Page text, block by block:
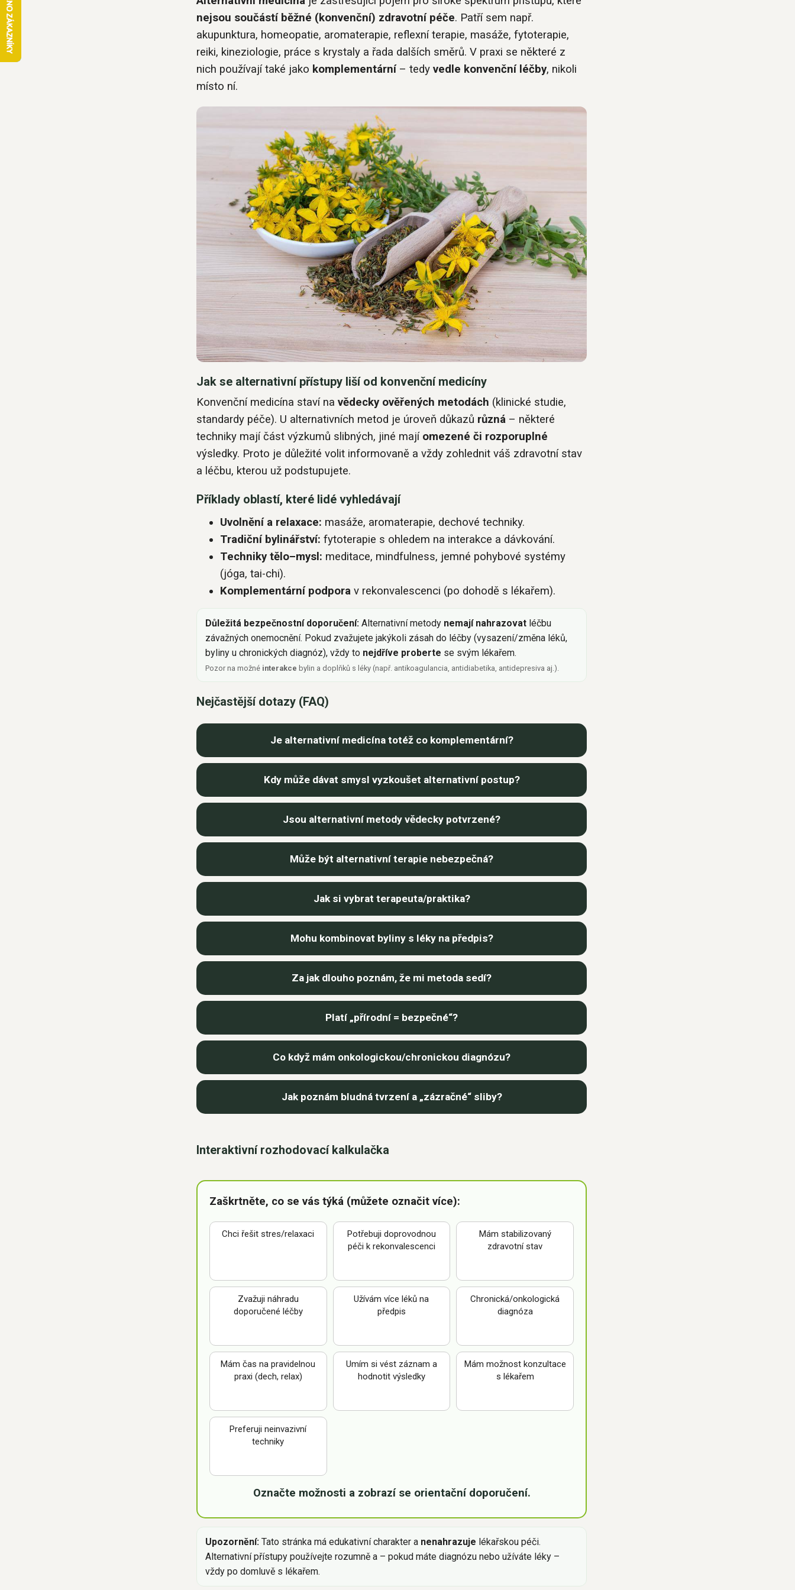
nejsou součástí běžné (konvenční) zdravotní péče. Patří sem např.
akupunktura, homeopatie, aromaterapie, reflexní terapie, masáže, fytoterapie,
reiki, kineziologie, práce s krystaly a řada dalších směrů. V praxi se některé z
nich používají také jako komplementární– tedy vedle konvenční léčby, nikoli
místo ní.
Jak se alternativní přístupy liší od konvenční medicíny
Konvenční medicína staví na vědecky ověřených metodách (klinické studie,
standardy péče). U alternativních metod je úroveň důkazů různá – některé
techniky mají část výzkumů slibných, jiné mají omezené či rozporuplné
výsledky. Proto je důležité volit informovaně a vždy zohlednit váš zdravotní stav
a léčbu, kterou už podstupujete.
Příklady oblastí, které lidé vyhledávají
Uvolnění a relaxace: masáže, aromaterapie, dechové techniky.
Tradiční bylinářství: fytoterapie s ohledem na interakce a dávkování.
Techniky tělo–mysl: meditace, mindfulness, jemné pohybové systémy
(jóga, tai-chi).
Komplementární podpora v rekonvalescenci (po dohodě s lékařem).
Důležitá bezpečnostní doporučení: Alternativní metody nemají nahrazovat léčbu
závažných onemocnění. Pokud zvažujete jakýkoli zásah do léčby (vysazení/změna léků,
byliny u chronických diagnóz), vždy to nejdříve proberte se svým lékařem.
Pozor na možné interakce bylin a doplňků s léky (např. antikoagulancia, antidiabetika, antidepresiva aj.).
Nejčastější dotazy (FAQ)
Je alternativní medicína totéž co komplementární?
Kdy může dávat smysl vyzkoušet alternativní postup?
Jsou alternativní metody vědecky potvrzené?
Může být alternativní terapie nebezpečná?
Jak si vybrat terapeuta/praktika?
Mohu kombinovat byliny s léky na předpis?
Za jak dlouho poznám, že mi metoda sedí?
Platí „přírodní = bezpečné“?
Co když mám onkologickou/chronickou diagnózu?
Jak poznám bludná tvrzení a „zázračné“ sliby?
Interaktivní rozhodovací kalkulačka
Zaškrtněte, co se vás týká (můžete označit více):
Chci řešit stres/relaxaci
Potřebuji doprovodnou
péči k rekonvalescenci
Mám stabilizovaný
zdravotní stav
Zvažuji náhradu
doporučené léčby
Užívám více léků na
předpis
Chronická/onkologická
diagnóza
Mám čas na pravidelnou
praxi (dech, relax)
Umím si vést záznam a
hodnotit výsledky
Mám možnost konzultace
s lékařem
Preferuji neinvazivní
techniky
Označte možnosti a zobrazí se orientační doporučení.
Upozornění: Tato stránka má edukativní charakter a nenahrazuje lékařskou péči.
Alternativní přístupy používejte rozumně a – pokud máte diagnózu nebo užíváte léky –
vždy po domluvě s lékařem.